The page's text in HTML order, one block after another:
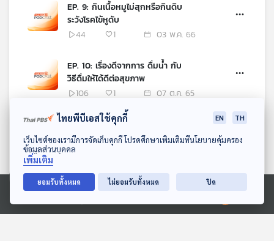
ดาวน์โหลด Thai PBS Podcast Application
Ⓒ 2020 องค์การกระจายเสียงและแพร่ภาพสาธารณะแห่งประเทศไทย
EP. 9: กินเนื้อหมูไม่สุกหรือกินดิบ
ระวังโรคไข้หูดับ
44
1 03 พ.ค. 66
EP. 10: เรื่องดีจากการ ดื่มน้ำ กับ
วิธีดื่มให้ได้ดีต่อสุขภาพ
106
1 07 ต.ค. 65
EP. 11: โรคลมพิษ
93
1 19 ต.ค. 65
EP. 12: ร้อนใน อาการสุดฮิตของ
คนทุกวัย
90
1 06 มิ.ย. 65
ไทยพีบีเอสใช้คุกกี้ EN TH
เว็บไซต์ของเรามีการจัดเก็บคุกกี้ โปรดศึกษาเพิ่มเติมที่นโยบายคุ้มครอง
ข้อมูลส่วนบุคคล
เพิ่มเติม
ยอมรับทั้งหมด ไม่ยอมรับทั้งหมด ปิด